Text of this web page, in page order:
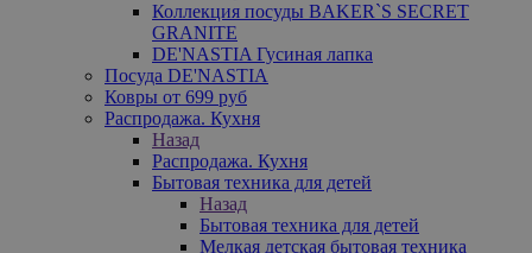
Коллекция посуды BAKER`S SECRET
GRANITE
DE'NASTIA Гусиная лапка
Посуда DE'NASTIA
Ковры от 699 руб
Распродажа. Кухня
Назад
Распродажа. Кухня
Бытовая техника для детей
Назад
Бытовая техника для детей
Мелкая детская бытовая техника